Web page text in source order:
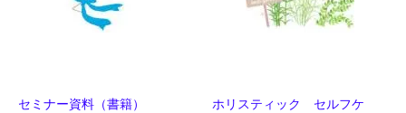
セミナー資料（書籍）
ホリスティック セルフケ